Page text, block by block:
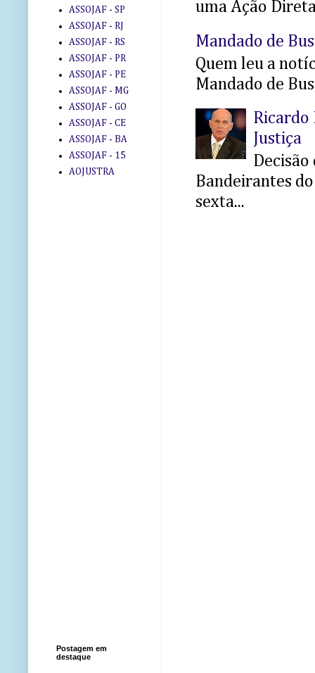
uma Ação
Mandado de
Quem leu a
Mandado de
Ricardo
Justiça
Decisão
Bandeirantes
sexta...
ASSOJAF - SP
ASSOJAF - RJ
ASSOJAF - RS
ASSOJAF - PR
ASSOJAF - PE
ASSOJAF - MG
ASSOJAF - GO
ASSOJAF - CE
ASSOJAF - BA
ASSOJAF - 15
AOJUSTRA
Postagem em
destaque